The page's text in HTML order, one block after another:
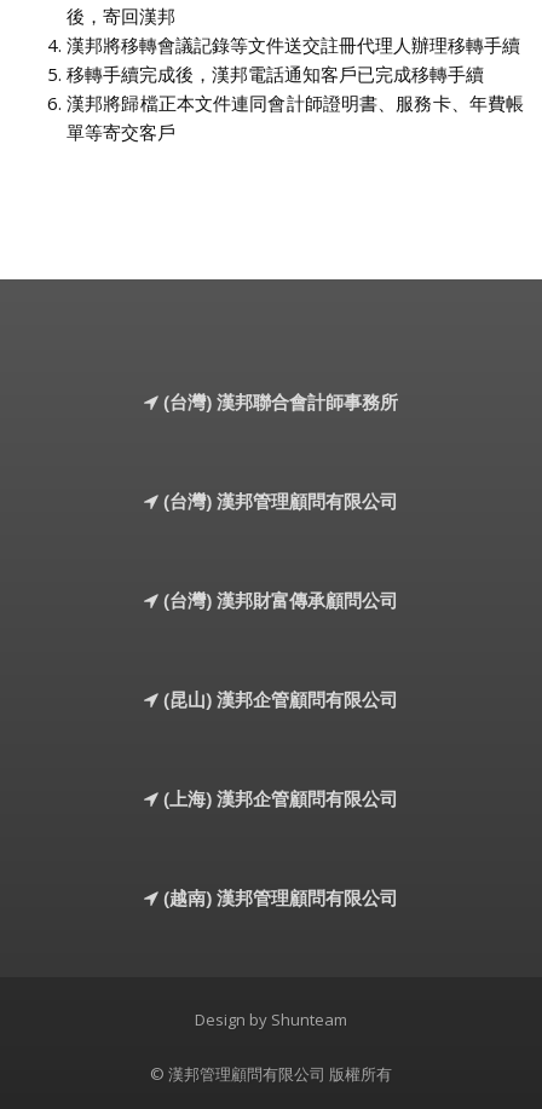
後，寄回漢邦
漢邦將移轉會議記錄等文件送交註冊代理人辦理移轉手續
移轉手續完成後，漢邦電話通知客戶已完成移轉手續
漢邦將歸檔正本文件連同會計師證明書、服務卡、年費帳
單等寄交客戶
(台灣) 漢邦聯合會計師事務所
(台灣) 漢邦管理顧問有限公司
(台灣) 漢邦財富傳承顧問公司
(昆山) 漢邦企管顧問有限公司
(上海) 漢邦企管顧問有限公司
(越南) 漢邦管理顧問有限公司
Design by Shunteam
© 漢邦管理顧問有限公司 版權所有